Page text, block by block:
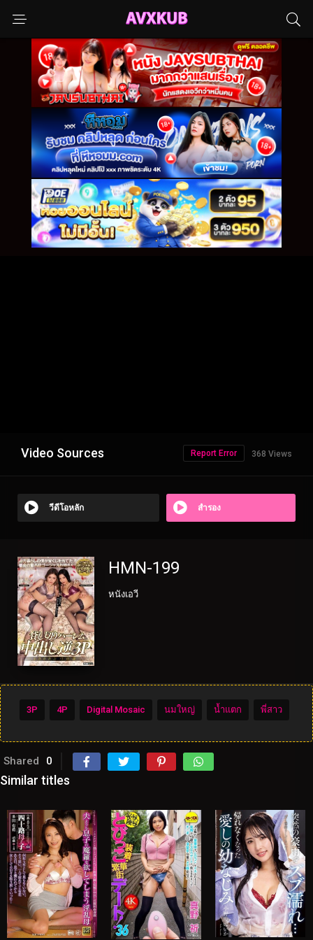
Video Sources 368 Views
Report Error
วีดีโอหลัก สำรอง
HMN-199
หนังเอวี
3P 4P Digital Mosaic นมใหญ่ น้ำแตก พี่สาว
Shared 0
Similar titles